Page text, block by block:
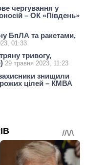
чергування у
– ОК «Південь»
БпЛА та ракетами,
01:33
тривогу,
29 травня 2023, 11:23
знищили
цілей – КМВА